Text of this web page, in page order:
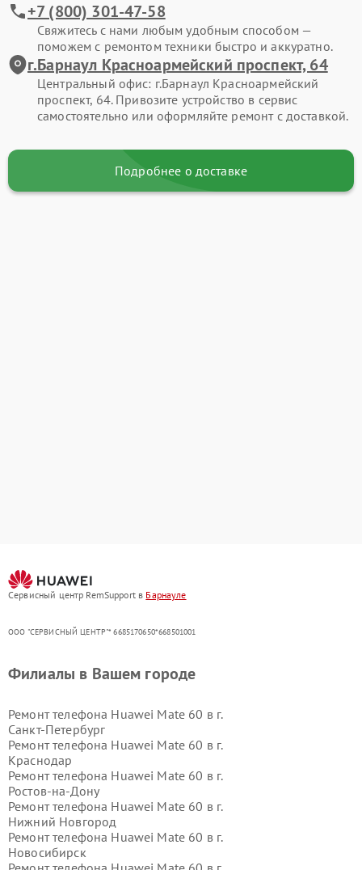
+7 (800) 301-47-58
Свяжитесь с нами любым удобным способом —
поможем с ремонтом техники быстро и аккуратно.
г.Барнаул Красноармейский проспект, 64
Центральный офис: г.Барнаул Красноармейский
проспект, 64. Привозите устройство в сервис
самостоятельно или оформляйте ремонт с доставкой.
Подробнее о доставке
Сервисный центр RemSupport в Барнауле
ООО "СЕРВИСНЫЙ ЦЕНТР"* 6685170650*668501001
Филиалы в Вашем городе
Ремонт телефона Huawei Mate 60 в г.
Санкт-Петербург
Ремонт телефона Huawei Mate 60 в г.
Краснодар
Ремонт телефона Huawei Mate 60 в г.
Ростов-на-Дону
Ремонт телефона Huawei Mate 60 в г.
Нижний Новгород
Ремонт телефона Huawei Mate 60 в г.
Новосибирск